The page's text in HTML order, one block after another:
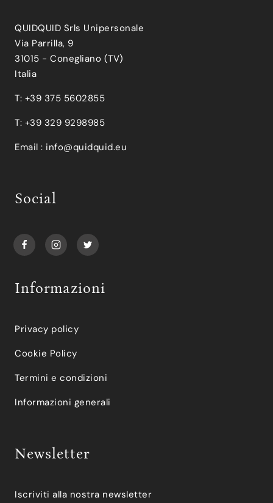
QUIDQUID Srls Unipersonale
Via Parrilla, 9
31015 - Conegliano (TV)
Italia
T: +39 375 5602855
T: +39 329 9298985
Email : info@quidquid.eu
Social
Informazioni
Privacy policy
Cookie Policy
Termini e condizioni
Informazioni generali
Newsletter
Iscriviti alla nostra newsletter